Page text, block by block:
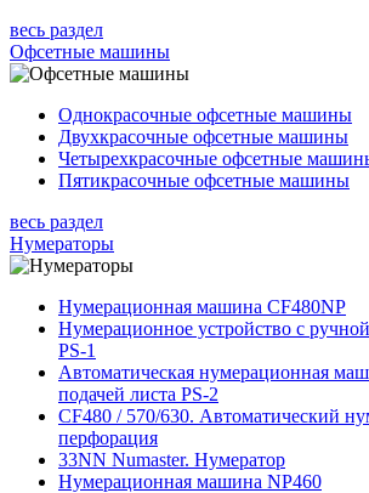
весь раздел
Офсетные машины
Однокрасочные офсетные машины
Двухкрасочные офсетные машины
Четырехкрасочные офсетные
Пятикрасочные офсетные машины
весь раздел
Нумераторы
Нумерационная машина CF480NP
Нумерационное устройство с
PS-1
Автоматическая нумерационная
подачей листа PS-2
CF480 / 570/630. Автоматический
перфорация
33NN Numaster. Hумератор
Нумерационная машина NP460